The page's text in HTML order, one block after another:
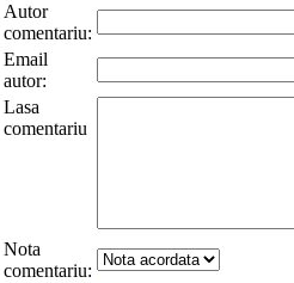
Autor
comentariu:
Email
autor:
Lasa
comentariu
Nota
comentariu: